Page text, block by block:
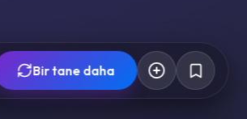
Bir tane daha